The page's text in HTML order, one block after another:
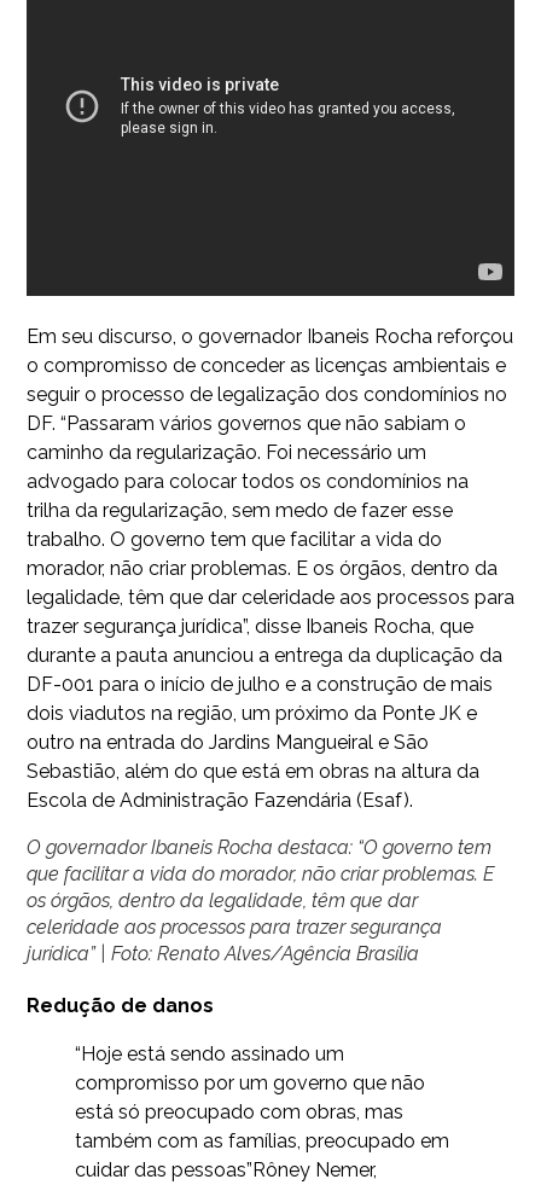
Em seu discurso, o governador Ibaneis Rocha reforçou
o compromisso de conceder as licenças ambientais e
seguir o processo de legalização dos condomínios no
DF. “Passaram vários governos que não sabiam o
caminho da regularização. Foi necessário um
advogado para colocar todos os condomínios na
trilha da regularização, sem medo de fazer esse
trabalho. O governo tem que facilitar a vida do
morador, não criar problemas. E os órgãos, dentro da
legalidade, têm que dar celeridade aos processos para
trazer segurança jurídica”, disse Ibaneis Rocha, que
durante a pauta anunciou a entrega da duplicação da
DF-001 para o início de julho e a construção de mais
dois viadutos na região, um próximo da Ponte JK e
outro na entrada do Jardins Mangueiral e São
Sebastião, além do que está em obras na altura da
Escola de Administração Fazendária (Esaf).
O governador Ibaneis Rocha destaca: “O governo tem
que facilitar a vida do morador, não criar problemas. E
os órgãos, dentro da legalidade, têm que dar
celeridade aos processos para trazer segurança
jurídica” | Foto: Renato Alves/Agência Brasília
Redução de danos
“Hoje está sendo assinado um
compromisso por um governo que não
está só preocupado com obras, mas
também com as famílias, preocupado em
cuidar das pessoas”Rôney Nemer,